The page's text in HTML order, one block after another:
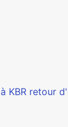
KBR retour